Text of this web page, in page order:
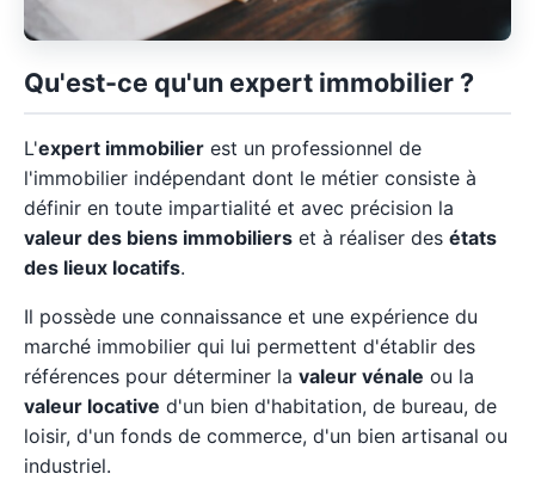
Qu'est-ce qu'un expert immobilier ?
L'expert immobilier est un professionnel de
l'immobilier indépendant dont le métier consiste à
définir en toute impartialité et avec précision la
valeur des biens immobiliers et à réaliser des états
des lieux locatifs.
Il possède une connaissance et une expérience du
marché immobilier qui lui permettent d'établir des
références pour déterminer la valeur vénale ou la
valeur locative d'un bien d'habitation, de bureau, de
loisir, d'un fonds de commerce, d'un bien artisanal ou
industriel.